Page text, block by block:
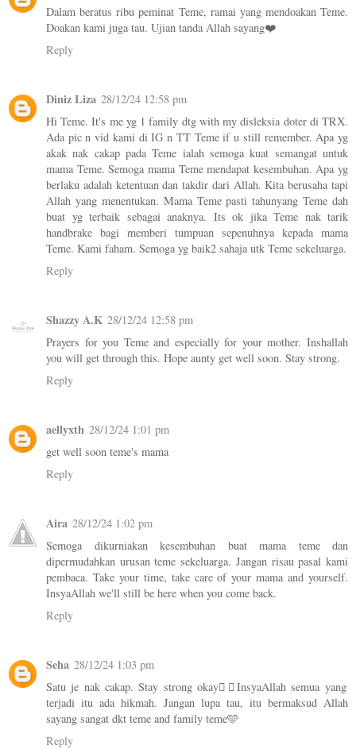
Dalam beratus ribu peminat Teme, ramai yang mendoakan Teme.
Doakan kami juga tau. Ujian tanda Allah sayang❤️
Reply
Diniz Liza 28/12/24 12:58 pm
Hi Teme. It's me yg 1 family dtg with my disleksia doter di TRX.
Ada pic n vid kami di IG n TT Teme if u still remember. Apa yg
akak nak cakap pada Teme ialah semoga kuat semangat untuk
mama Teme. Semoga mama Teme mendapat kesembuhan. Apa yg
berlaku adalah ketentuan dan takdir dari Allah. Kita berusaha tapi
Allah yang menentukan. Mama Teme pasti tahunyang Teme dah
buat yg terbaik sebagai anaknya. Its ok jika Teme nak tarik
handbrake bagi memberi tumpuan sepenuhnya kepada mama
Teme. Kami faham. Semoga yg baik2 sahaja utk Teme sekeluarga.
Reply
Shazzy A.K 28/12/24 12:58 pm
Prayers for you Teme and especially for your mother. Inshallah
you will get through this. Hope aunty get well soon. Stay strong.
Reply
aellyxth 28/12/24 1:01 pm
get well soon teme's mama
Reply
Aira 28/12/24 1:02 pm
Semoga dikurniakan kesembuhan buat mama teme dan
dipermudahkan urusan teme sekeluarga. Jangan risau pasal kami
pembaca. Take your time, take care of your mama and yourself.
InsyaAllah we'll still be here when you come back.
Reply
Seha 28/12/24 1:03 pm
Satu je nak cakap. Stay strong okay👌🏻InsyaAllah semua yang
terjadi itu ada hikmah. Jangan lupa tau, itu bermaksud Allah
sayang sangat dkt teme and family teme🩵
Reply